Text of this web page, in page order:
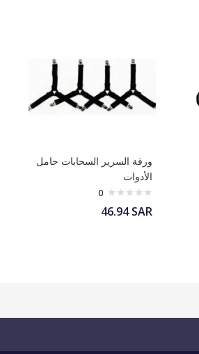
ورقة السرير السحابات حامل
الأدوات
0
46.94SAR